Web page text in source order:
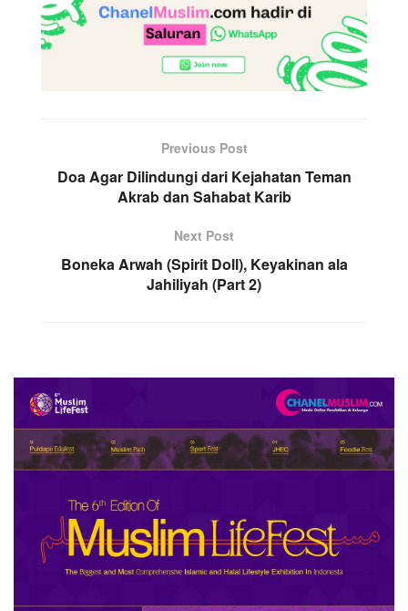
Previous Post
Doa Agar Dilindungi dari Kejahatan Teman
Akrab dan Sahabat Karib
Next Post
Boneka Arwah (Spirit Doll), Keyakinan ala
Jahiliyah (Part 2)